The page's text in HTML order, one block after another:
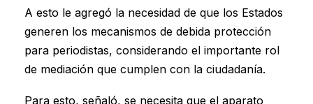
A esto le agregó la necesidad de que los Estados
generen los mecanismos de debida protección
para periodistas, considerando el importante rol
de mediación que cumplen con la ciudadanía.
Para esto, señaló, se necesita que el aparato